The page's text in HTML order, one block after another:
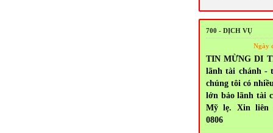
700 - DỊCH VỤ
Ngày
TIN MỪNG DI
lãnh tài chánh -
chúng tôi có
lớn bảo lãnh tài
Mỹ lẹ. Xin liên
0806